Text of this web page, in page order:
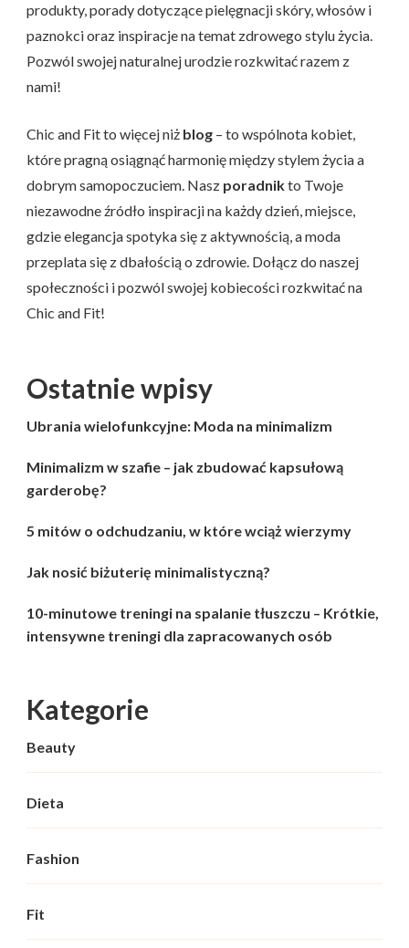
produkty, porady dotyczące pielęgnacji skóry, włosów i
paznokci oraz inspiracje na temat zdrowego stylu życia.
Pozwól swojej naturalnej urodzie rozkwitać razem z
nami!
Chic and Fit to więcej niż blog – to wspólnota kobiet,
które pragną osiągnąć harmonię między stylem życia a
dobrym samopoczuciem. Nasz poradnikto Twoje
niezawodne źródło inspiracji na każdy dzień, miejsce,
gdzie elegancja spotyka się z aktywnością, a moda
przeplata się z dbałością o zdrowie. Dołącz do naszej
społeczności i pozwól swojej kobiecości rozkwitać na
Chic and Fit!
Ostatnie wpisy
Ubrania wielofunkcyjne: Moda na minimalizm
Minimalizm w szafie – jak zbudować kapsułową
garderobę?
5 mitów o odchudzaniu, w które wciąż wierzymy
Jak nosić biżuterię minimalistyczną?
10-minutowe treningi na spalanie tłuszczu – Krótkie,
intensywne treningi dla zapracowanych osób
Kategorie
Beauty
Dieta
Fashion
Fit